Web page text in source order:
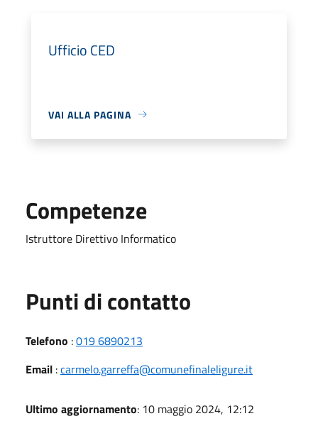
Ufficio CED
VAI ALLA PAGINA
Competenze
Istruttore Direttivo Informatico
Punti di contatto
Telefono :019 6890213
Email :carmelo.garreffa@comunefinaleligure.it
Ultimo aggiornamento: 10 maggio 2024, 12:12